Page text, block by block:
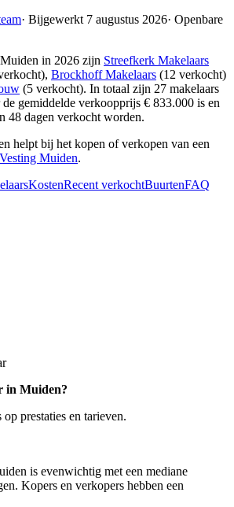
· Bijgewerkt 7 augustus 2026· Openbare
in 2026 zijn Streefkerk Makelaars
Brockhoff Makelaars (12 verkocht)
(5 verkocht). In totaal zijn 27 makelaars
gemiddelde verkoopprijs € 833.000 is en
48 dagen verkocht worden.
helpt bij het kopen of verkopen van een
Vesting Muiden.
KostenRecent verkochtBuurtenFAQ
in Muiden?
prestaties en tarieven.
is evenwichtig met een mediane
Kopers en verkopers hebben een